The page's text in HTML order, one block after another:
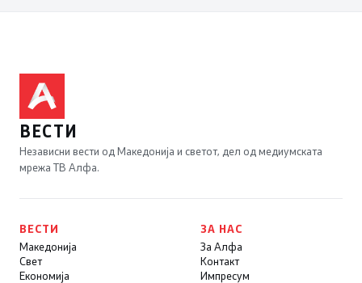
ВЕСТИ
Независни вести од Македонија и светот, дел од медиумската
мрежа ТВ Алфа.
ВЕСТИ
Македонија
Свет
Економија
ЗА НАС
За Алфа
Контакт
Импресум